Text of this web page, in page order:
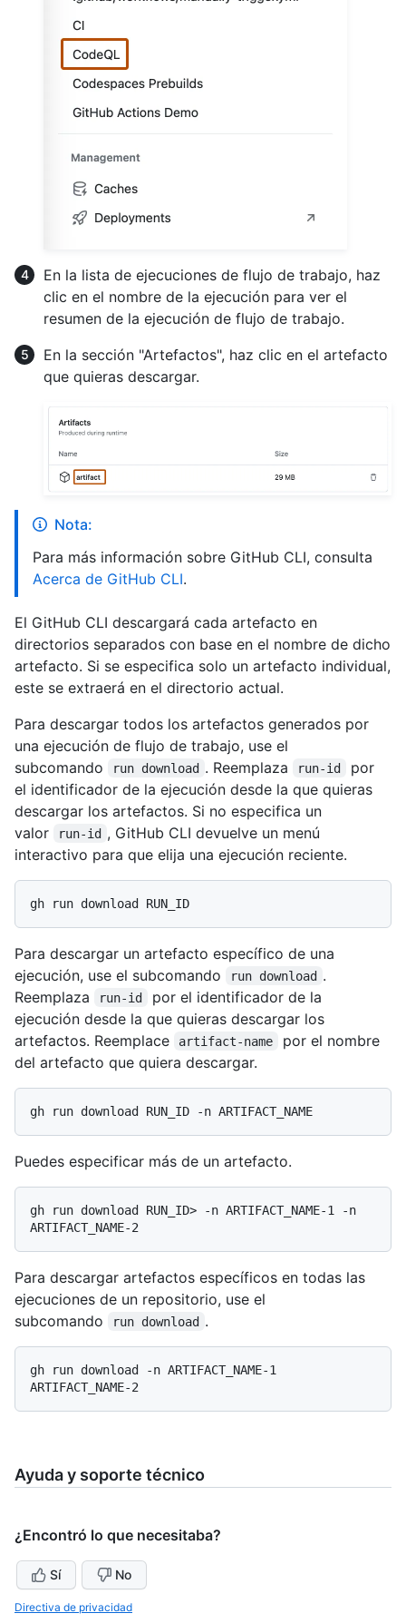
En la lista de ejecuciones de flujo de trabajo, haz
clic en el nombre de la ejecución para ver el
resumen de la ejecución de flujo de trabajo.
En la sección "Artefactos", haz clic en el artefacto
que quieras descargar.
Nota:
Para más información sobre GitHub CLI, consulta
Acerca de GitHub CLI.
El GitHub CLI descargará cada artefacto en
directorios separados con base en el nombre de dicho
artefacto. Si se especifica solo un artefacto individual,
este se extraerá en el directorio actual.
Para descargar todos los artefactos generados por
una ejecución de flujo de trabajo, use el
subcomando
run download . Reemplaza run-id
por
el identificador de la ejecución desde la que quieras
descargar los artefactos. Si no especifica un
valor
run-id , GitHub CLI devuelve un menú
interactivo para que elija una ejecución reciente.
Para descargar un artefacto específico de una
ejecución, use el subcomando
run download .
Reemplaza
run-id
por el identificador de la
ejecución desde la que quieras descargar los
artefactos. Reemplace
artifact-name
por el nombre
del artefacto que quiera descargar.
Puedes especificar más de un artefacto.
gh run download RUN_ID> -n ARTIFACT_NAME-1 -n
Para descargar artefactos específicos en todas las
ejecuciones de un repositorio, use el
subcomando
run download .
gh run download -n ARTIFACT_NAME-1
Ayuda y soporte técnico
¿Encontró lo que necesitaba?
Sí No
Directiva de privacidad